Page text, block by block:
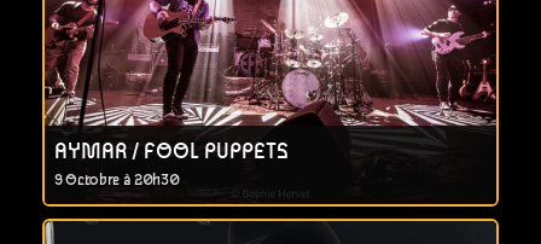
AYMAR / FOOL PUPPETS
9 Octobre à 20h30